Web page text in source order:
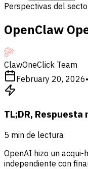
Perspectivas del
OpenClaw
ClawOneClick Team
February 20, 2026•
TL;DR, Respuesta
5 min de lectura
OpenAI hizo un
independiente con